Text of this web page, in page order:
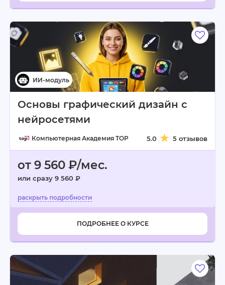
Основы графический дизайн с
нейросетями
Компьютерная Академия TOP 5.0 5 отзывов
от 9 560 ₽/мес.
или сразу 9 560 ₽
ПОДРОБНЕЕ О КУРСЕ